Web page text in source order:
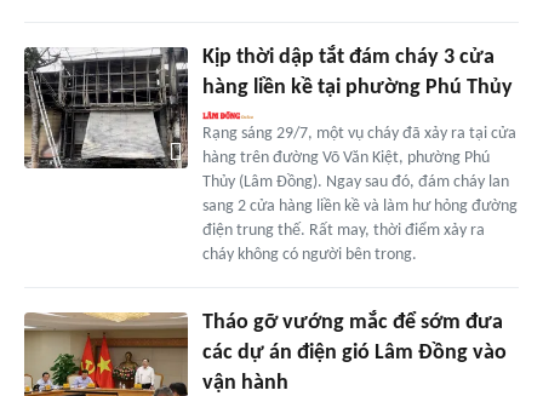
Kịp thời dập tắt đám cháy 3 cửa
hàng liền kề tại phường Phú Thủy
Rạng sáng 29/7, một vụ cháy đã xảy ra tại cửa
hàng trên đường Võ Văn Kiệt, phường Phú
Thủy (Lâm Đồng). Ngay sau đó, đám cháy lan
sang 2 cửa hàng liền kề và làm hư hỏng đường
điện trung thế. Rất may, thời điểm xảy ra
cháy không có người bên trong.
Tháo gỡ vướng mắc để sớm đưa
các dự án điện gió Lâm Đồng vào
vận hành